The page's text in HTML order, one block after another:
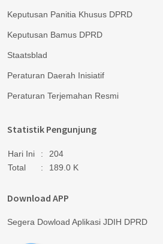
Keputusan Panitia Khusus DPRD
Keputusan Bamus DPRD
Staatsblad
Peraturan Daerah Inisiatif
Peraturan Terjemahan Resmi
Statistik Pengunjung
Hari Ini :
204
Total
: 189.0 K
Download APP
Segera Dowload Aplikasi JDIH DPRD